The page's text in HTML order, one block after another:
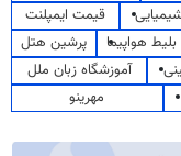
قیمت ایمپلنت
بلیط هواپیما
پرشین هتل
آموزشگاه زبان ملل
مهرینو